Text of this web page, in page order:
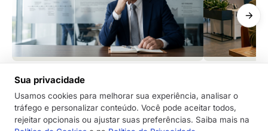
Você está deixando a IA pensar por
você? Por que isso é um “tiro no pé”
para a liderança
Delegar o pensamento estratégico à IA pode
regulatória -
governança
Sua privacidade
Usamos cookies para melhorar sua experiência, analisar o
tráfego e personalizar conteúdo. Você pode aceitar todos,
rejeitar opcionais ou ajustar suas preferências. Saiba mais na